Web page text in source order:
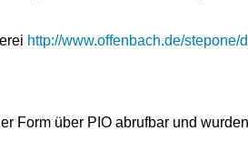
http://www.offenbach.de/
Form über PIO abrufbar und